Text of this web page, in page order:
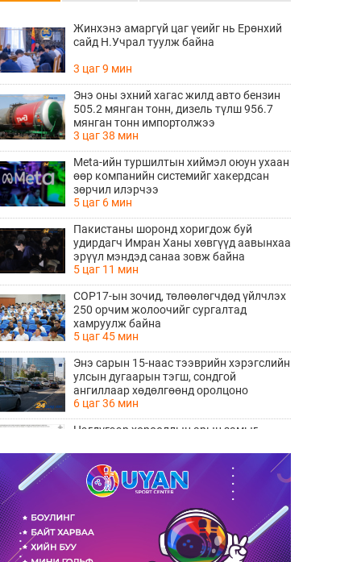
Жинхэнэ амаргүй цаг үеийг нь Ерөнхий
сайд Н.Учрал туулж байна
3 цаг 9 мин
Энэ оны эхний хагас жилд авто бензин
505.2 мянган тонн, дизель түлш 956.7
мянган тонн импортолжээ
3 цаг 38 мин
Meta-ийн туршилтын хиймэл оюун ухаан
өөр компанийн системийг хакердсан
зөрчил илэрчээ
5 цаг 6 мин
Пакистаны шоронд хоригдож буй
удирдагч Имран Ханы хөвгүүд аавынхаа
эрүүл мэндэд санаа зовж байна
5 цаг 11 мин
COP17-ын зочид, төлөөлөгчдөд үйлчлэх
250 орчим жолоочийг сургалтад
хамруулж байна
5 цаг 45 мин
Энэ сарын 15-наас тээврийн хэрэгслийн
улсын дугаарын тэгш, сондгой
ангиллаар хөдөлгөөнд оролцоно
6 цаг 36 мин
Нэгдүгээр хорооллын арын замыг
хааж, борооны ус зайлуулах шугамын
хөндлөн сэтэлгээ хийнэ
6 цаг 38 мин
“Туул усан цогцолбор” төслийн
нэгдүгээр шатны ТЭЗҮ-ийг
боловсруулах ажил 90 хувийн
гүйцэтгэлтэй байна
6 цаг 40 мин